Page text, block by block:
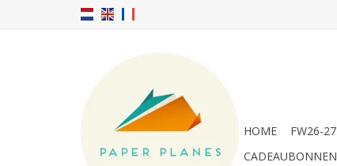
HOME FW26-27
CADEAUBONNEN